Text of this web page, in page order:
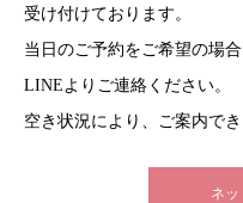
受け付けております。
当日のご予約をご希望の場合
LINEよりご連絡ください。
空き状況により、ご案内で
ネ